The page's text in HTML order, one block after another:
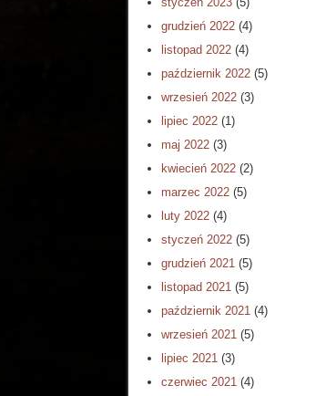
grudzień 2022 (4)
listopad 2022 (4)
październik 2022 (5)
wrzesień 2022 (3)
lipiec 2022 (1)
maj 2022 (3)
kwiecień 2022 (2)
marzec 2022 (5)
luty 2022 (4)
styczeń 2022 (5)
grudzień 2021 (5)
listopad 2021 (5)
październik 2021 (4)
wrzesień 2021 (5)
lipiec 2021 (3)
czerwiec 2021 (4)